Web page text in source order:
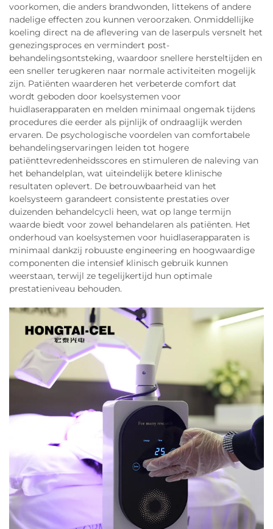
voorkomen, die anders brandwonden, littekens of andere
nadelige effecten zou kunnen veroorzaken. Onmiddellijke
koeling direct na de aflevering van de laserpuls versnelt het
genezingsproces en vermindert post-
behandelingsontsteking, waardoor snellere hersteltijden en
een sneller terugkeren naar normale activiteiten mogelijk
zijn. Patiënten waarderen het verbeterde comfort dat
wordt geboden door koelsystemen voor
huidlaserapparaten en melden minimaal ongemak tijdens
procedures die eerder als pijnlijk of ondraaglijk werden
ervaren. De psychologische voordelen van comfortabele
behandelingservaringen leiden tot hogere
patiënttevredenheidsscores en stimuleren de naleving van
het behandelplan, wat uiteindelijk betere klinische
resultaten oplevert. De betrouwbaarheid van het
koelsysteem garandeert consistente prestaties over
duizenden behandelcycli heen, wat op lange termijn
waarde biedt voor zowel behandelaren als patiënten. Het
onderhoud van koelsystemen voor huidlaserapparaten is
minimaal dankzij robuuste engineering en hoogwaardige
componenten die intensief klinisch gebruik kunnen
weerstaan, terwijl ze tegelijkertijd hun optimale
prestatieniveau behouden.